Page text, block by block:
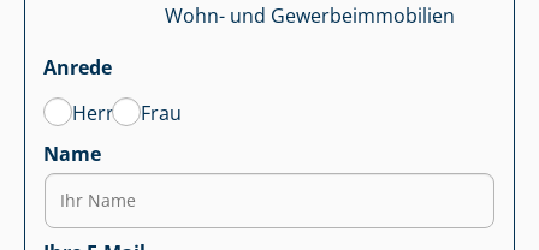
Wohn- und Ge­wer­be­im­mo­bi­li­en
Anrede
Herr
Frau
Name